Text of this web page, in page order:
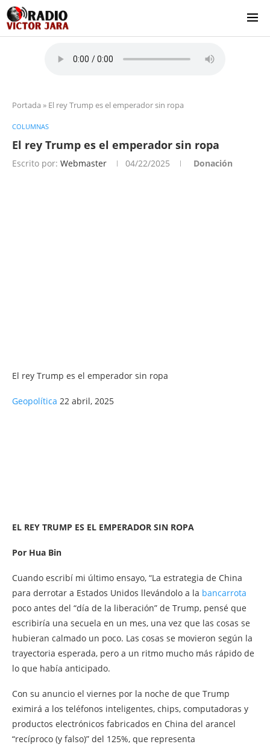
Portada » El rey Trump es el emperador sin ropa
COLUMNAS
El rey Trump es el emperador sin ropa
Escrito por: Webmaster 04/22/2025 Donación
El rey Trump es el emperador sin ropa
Geopolítica 22 abril, 2025
EL REY TRUMP ES EL EMPERADOR SIN ROPA
Por Hua Bin
Cuando escribí mi último ensayo, “La estrategia de China
para derrotar a Estados Unidos llevándolo a la bancarrota
poco antes del “día de la liberación” de Trump, pensé que
escribiría una secuela en un mes, una vez que las cosas se
hubieran calmado un poco. Las cosas se movieron según la
trayectoria esperada, pero a un ritmo mucho más rápido de
lo que había anticipado.
Con su anuncio el viernes por la noche de que Trump
eximirá a los teléfonos inteligentes, chips, computadoras y
productos electrónicos fabricados en China del arancel
“recíproco (y falso)” del 125%, que representa